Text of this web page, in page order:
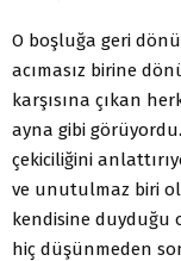
O boşluğa geri
acımasız birine
karşısına çıkan
ayna gibi
çekiciliğini
ve unutulmaz biri
kendisine duyduğu
hiç düşünmeden